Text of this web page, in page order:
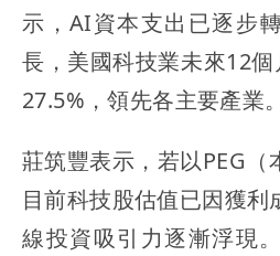
示，AI資本支出已逐步
長，美國科技業未來12個
27.5%，領先各主要產業。
莊筑豐表示，若以PEG（
目前科技股估值已因獲
線投資吸引力逐漸浮現